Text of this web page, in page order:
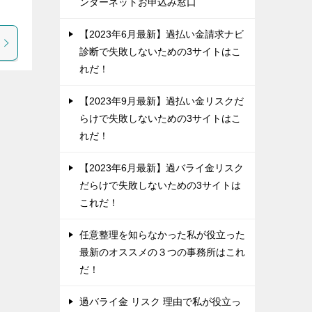
【2023年6月最新】過払い金請求ナビ
診断で失敗しないための3サイトはこ
れだ！
【2023年9月最新】過払い金リスクだ
らけで失敗しないための3サイトはこ
れだ！
【2023年6月最新】過バライ金リスク
だらけで失敗しないための3サイトは
これだ！
任意整理を知らなかった私が役立った
最新のオススメの３つの事務所はこれ
だ！
過バライ金 リスク 理由で私が役立っ